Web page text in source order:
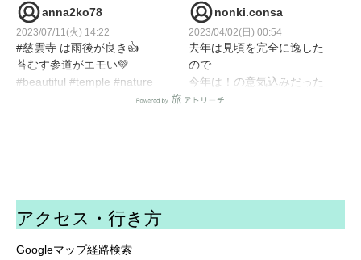
anna2ko78
2023/07/11(火) 14:22
#慈雲寺 は雨後が良き👍
苔むす参道がエモい💚
#beautiful #temple #nature
#lovenature #naturebeauty
#japan_of_insta
#japantravelphoto
#bestphoto_japan
#kobecameraclub
nonki.consa
2023/04/02(日) 00:54
去年は見頃を完全に逸した
ので
今年は！の意気込みだった
が
いね(^^)
#慈雲寺
アクセス・行き方
Googleマップ経路検索